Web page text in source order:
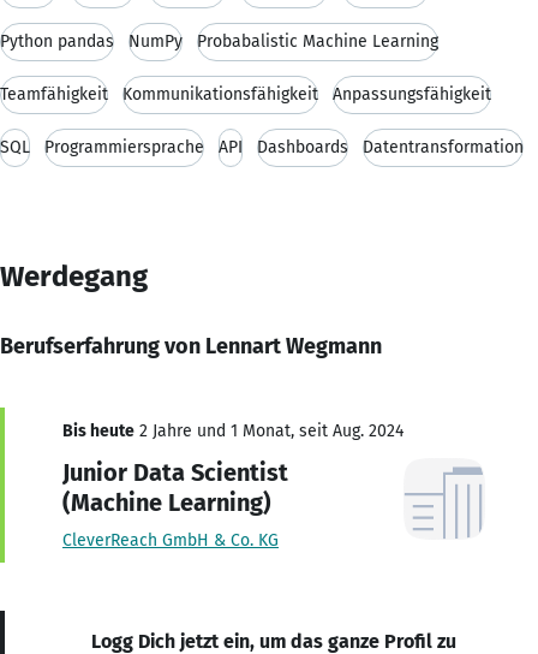
Python pandas NumPy Probabalistic Machine Learning
Teamfähigkeit Kommunikationsfähigkeit Anpassungsfähigkeit
SQL Programmiersprache API Dashboards Datentransformation
Werdegang
Berufserfahrung von Lennart Wegmann
Bis heute 2 Jahre und 1 Monat, seit Aug. 2024
Junior Data Scientist
(Machine Learning)
CleverReach GmbH & Co. KG
Logg Dich jetzt ein, um das ganze Profil zu